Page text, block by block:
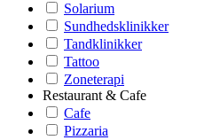
Solarium
Sundhedsklinikker
Tandklinikker
Tattoo
Zoneterapi
Restaurant & Cafe
Cafe
Pizzaria